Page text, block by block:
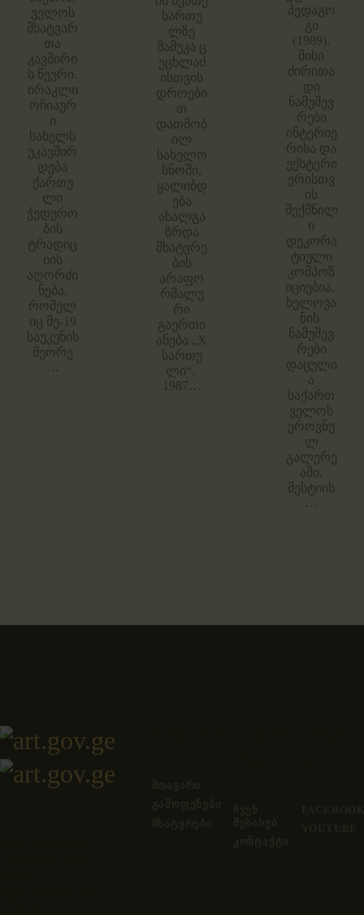
ველოს
მხატვარ
თა
კავშირი
ს წევრი.
ირაკლი
ოჩიაურ
ი
სახელს
უკავშირ
დება
ქართუ
ლი
ჭედურო
ბის
ტრადიც
იის
აღორძი
ნება,
რომელ
იც მე-19
საუკუნის
მეორე
…
სართუ
ლზე
მამუკა ც
ეცხლაძ
ისთვის
დროები
თ
დათმობ
ილ
სახელო
სნოში,
ყალიბდ
ება
ახალგა
ზრდა
მხატვრე
ბის
არაფო
რმალუ
რი
გაერთი
ანება „X
სართუ
ლი“.
1987…
პედაგო
გი
(1989).
მისი
ძირითა
დი
ნამუშევ
რები
ინტერიე
რისა და
ექსტერი
ერისთვ
ის
შექმნილ
ი
დეკორა
ტიული
კომპოზ
იციებია.
ხელოვა
ნის
ნამუშევ
რები
დაცული
ა
საქართ
ველოს
ეროვნუ
ლ
გალერე
აში,
მესტიის
…